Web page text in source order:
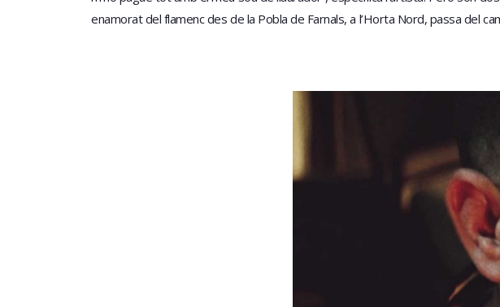
enamorat del flamenc des de la Pobla de Farnals, a l’Horta Nord, passa del